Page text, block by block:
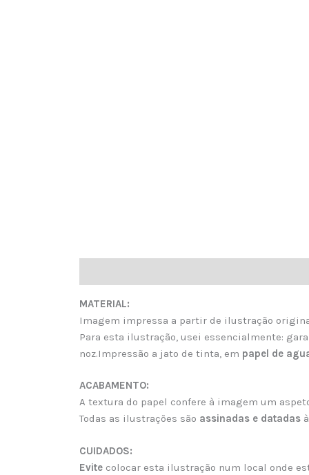
MATERIAL:
Imagem impressa a partir de ilustração
Para esta ilustração, usei essencialmente:
noz.Impressão a jato de tinta, em papel de
ACABAMENTO:
A textura do papel confere à imagem um
Todas as ilustrações são assinadas e datadasà
CUIDADOS:
Evitecolocar esta ilustração num local onde